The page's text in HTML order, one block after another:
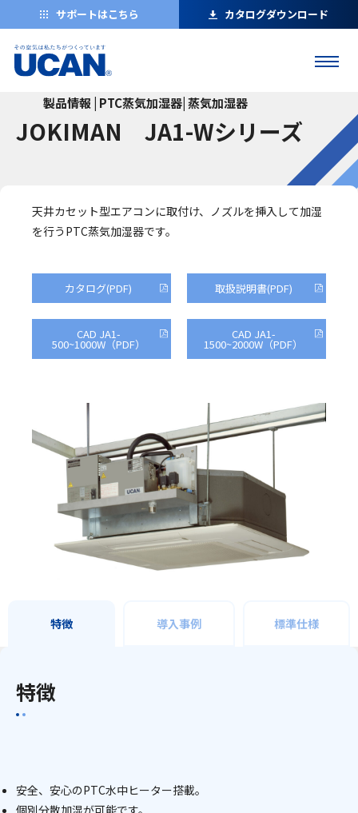
サポートはこちら カタログダウンロード
製品情報 | PTC蒸気加湿器| 蒸気加湿器
JOKIMAN JA1-Wシリーズ
天井カセット型エアコンに取付け、ノズルを挿入して加湿
を行うPTC蒸気加湿器です。
カタログ(PDF) 取扱説明書(PDF)
CAD JA1-
500~1000W（PDF）
CAD JA1-
1500~2000W（PDF）
特徴 導入事例 標準仕様
特徴
安全、安心のPTC水中ヒーター搭載。
個別分散加湿が可能です。